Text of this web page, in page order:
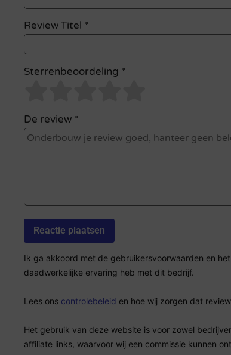
Review Titel *
Sterrenbeoordeling *
De review *
Ik ga akkoord met de gebruikersvoorwaarden en
daadwerkelijke ervaring heb met dit bedrijf.
Lees ons controlebeleid en hoe wij zorgen dat
Het gebruik van deze website is voor zowel
affiliate links, waarvoor wij een commissie kunnen